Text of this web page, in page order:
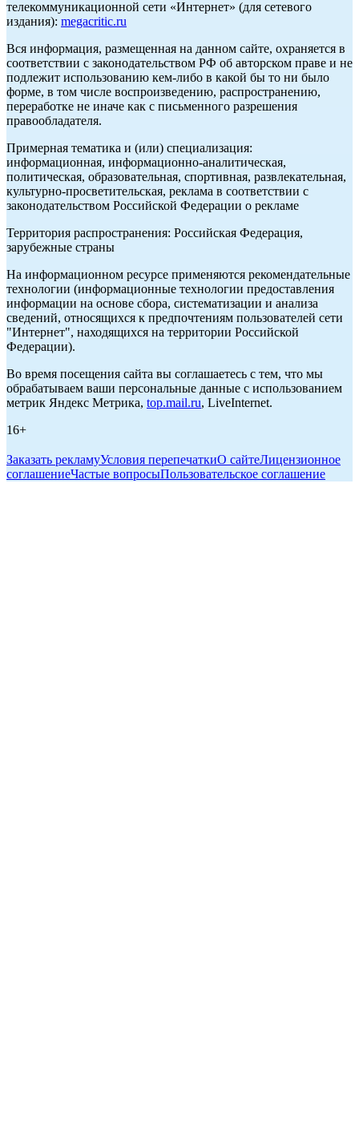
телекоммуникационной сети «Интернет» (для сетевого
издания): megacritic.ru
Вся информация, размещенная на данном сайте, охраняется в
соответствии с законодательством РФ об авторском праве и не
подлежит использованию кем-либо в какой бы то ни было
форме, в том числе воспроизведению, распространению,
переработке не иначе как с письменного разрешения
правообладателя.
Примерная тематика и (или) специализация:
информационная, информационно-аналитическая,
политическая, образовательная, спортивная, развлекательная,
культурно-просветительская, реклама в соответствии с
законодательством Российской Федерации о рекламе
Территория распространения: Российская Федерация,
зарубежные страны
На информационном ресурсе применяются рекомендательные
технологии (информационные технологии предоставления
информации на основе сбора, систематизации и анализа
сведений, относящихся к предпочтениям пользователей сети
"Интернет", находящихся на территории Российской
Федерации).
Во время посещения сайта вы соглашаетесь с тем, что мы
обрабатываем ваши персональные данные с использованием
метрик Яндекс Метрика, top.mail.ru, LiveInternet.
16+
Заказать рекламуУсловия перепечаткиО сайтеЛицензионное
соглашениеЧастые вопросыПользовательское соглашение